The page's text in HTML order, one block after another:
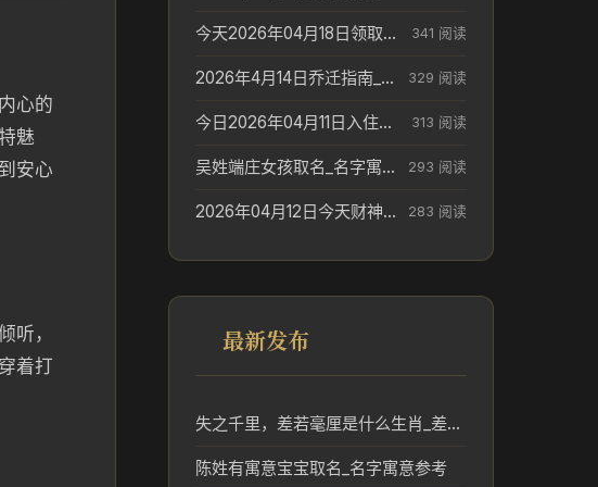
心的
魅
安心
听，
着打
今天2026年04月18日领取结婚证老黄历不适合吗_领证日期参考 341 阅读
2026年4月14日乔迁指南_搬家择日参考 329 阅读
今日2026年04月11日入住新居老黄历不适宜吗_搬家择日参考 313 阅读
吴姓端庄女孩取名_名字寓意参考 293 阅读
2026年04月12日今天财神在哪个吉位_财神方位参考 283 阅读
最新发布
失之千里，差若毫厘是什么生肖_差之毫厘失之千里对应生肖分析
陈姓有寓意宝宝取名_名字寓意参考